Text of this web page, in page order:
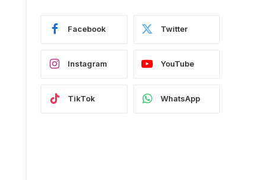
Facebook Twitter
Instagram YouTube
TikTok WhatsApp